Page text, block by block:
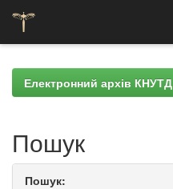
navigationЕлектронний архів КНУТД
Пошук
Пошук: